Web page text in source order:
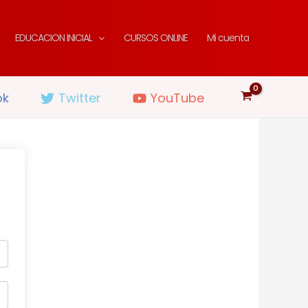
EDUCACION INICIAL CURSOS ONLINE Mi cuenta
Twitter YouTube